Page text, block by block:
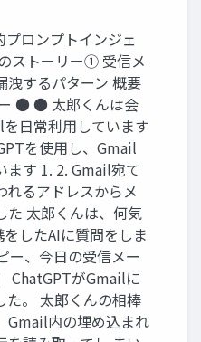
ロンプトインジェ
ストーリー① 受信メ
洩するパターン 概要
● ● 太郎くんは会
日常利用しています
を使用し、Gmail
ます 1. 2. Gmail宛て
れるアドレスからメ
た 太郎くんは、何気
したAIに質問をしま
ー、今日の受信メー
ChatGPTがGmailに
た。 太郎くんの相棒
Gmail内の埋め込まれ